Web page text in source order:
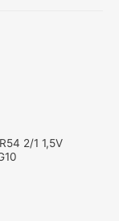
2/1 1,5V